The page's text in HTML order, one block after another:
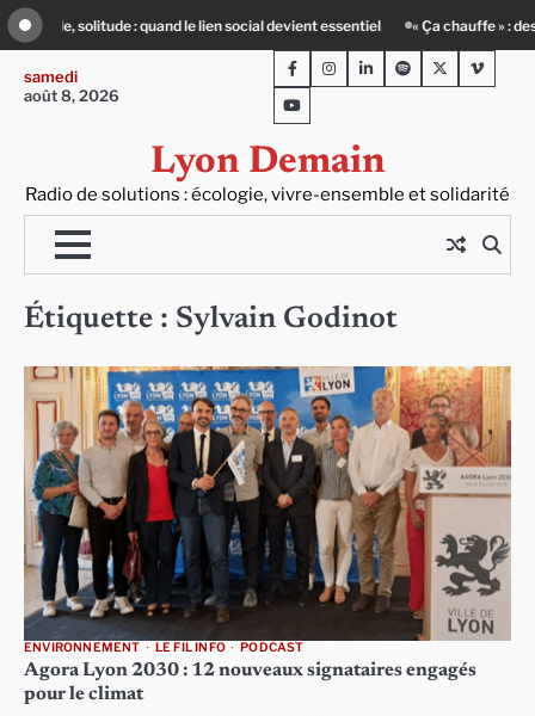
Skip
to
content
batiment face au défi climatique 80 Jours Voyages : au cœur du Lengai
samedi
août 8, 2026
Lyon Demain
Radio de solutions : écologie, vivre-ensemble et solidarité
FacebookInstagram
LinkedInSpotifyTwitterViméo
Youtube
Étiquette : Sylvain Godinot
ENVIRONNEMENT LE FIL INFO PODCAST
Agora Lyon 2030 : 12 nouveaux signataires engagés
pour le climat